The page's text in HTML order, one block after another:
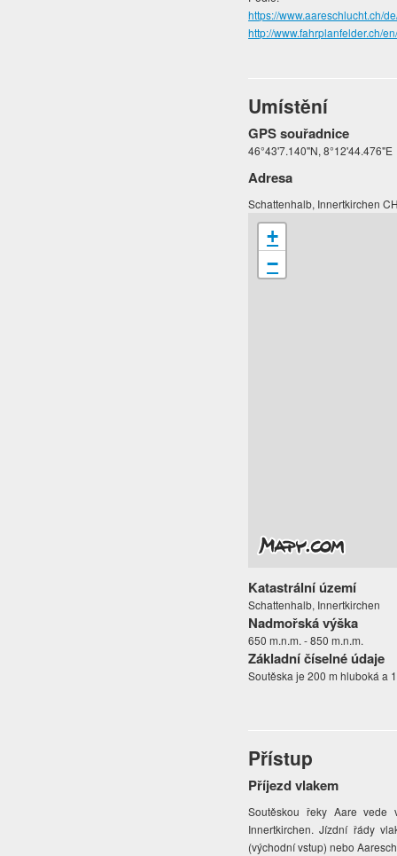
https://www.aareschlucht.ch/
http://www.fahrplanfelder.ch/
Umístění
GPS souřadnice
46°43'7.140"N, 8°12'44.476"E
Adresa
Schattenhalb, Innertkirchen
+
−
Katastrální území
Schattenhalb, Innertkirchen
Nadmořská výška
650 m.n.m. - 850 m.n.m.
Základní číselné údaje
Soutěska je 200 m hluboká a
Přístup
Příjezd vlakem
Soutěskou řeky Aare vede
Innertkirchen. Jízdní řády
(východní vstup) nebo